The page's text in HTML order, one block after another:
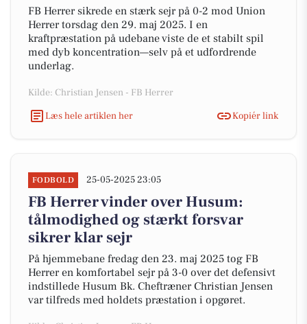
FB Herrer sikrede en stærk sejr på 0-2 mod Union
Herrer torsdag den 29. maj 2025. I en
kraftpræstation på udebane viste de et stabilt spil
med dyb koncentration—selv på et udfordrende
underlag.
Kilde: Christian Jensen - FB Herrer
Læs hele artiklen her
Kopiér link
FODBOLD 25-05-2025 23:05
FB Herrer vinder over Husum:
tålmodighed og stærkt forsvar
sikrer klar sejr
På hjemmebane fredag den 23. maj 2025 tog FB
Herrer en komfortabel sejr på 3-0 over det defensivt
indstillede Husum Bk. Cheftræner Christian Jensen
var tilfreds med holdets præstation i opgøret.